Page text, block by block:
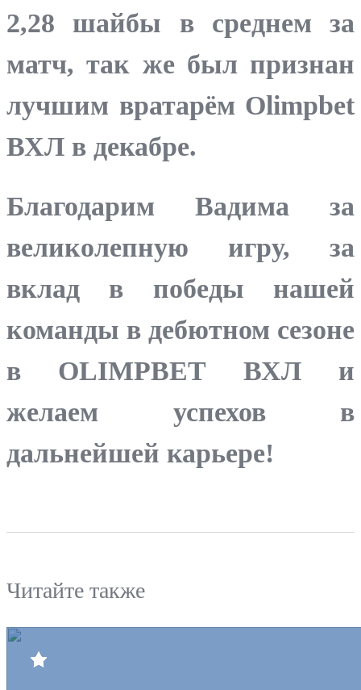
2,28 шайбы в среднем за
матч, так же был признан
лучшим вратарём Olimpbet
ВХЛ в декабре.
Благодарим Вадима за
великолепную игру, за
вклад в победы нашей
команды в дебютном сезоне
в OLIMPBET ВХЛ и
желаем успехов в
дальнейшей карьере!
Читайте также
Клуб